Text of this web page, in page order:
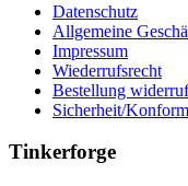
Datenschutz
Allgemeine
Impressum
Wiederrufsrecht
Bestellung
Sicherheit/
Tinkerforge